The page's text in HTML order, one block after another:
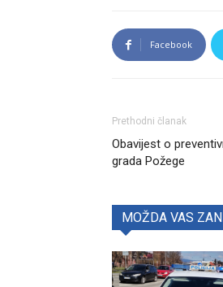
Facebook
Prethodni članak
Obavijest o
grada Požege
MOŽDA VAS